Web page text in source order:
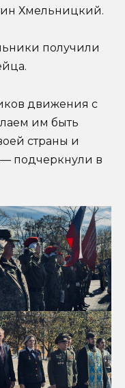
Хмельницкий.
получили
движения с
им быть
страны и
— подчеркнули в